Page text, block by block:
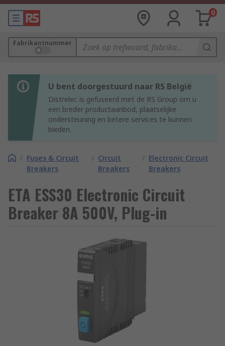
0
Fabrikantnummer
U bent doorgestuurd naar RS België
Distrelec is gefuseerd met de RS Group om u
een breder productaanbod, plaatselijke
ondersteuning en betere services te kunnen
bieden.
/ Fuses & Circuit
Breakers
/ Circuit
Breakers
/ Electronic Circuit
Breakers
ETA ESS30 Electronic Circuit
Breaker 8A 500V, Plug-in